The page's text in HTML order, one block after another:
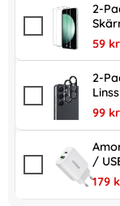
2-
rea
59 kr
2-
rea
99 kr
/
rea
179